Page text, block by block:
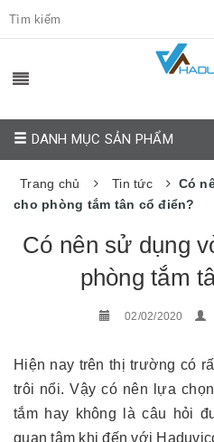
DANH MỤC SẢN PHẨM
Trang chủ Tin tức
Có
cho phòng tắm tân cổ điển?
Có nên sử dụng
phòng tắm
02/02/2020
Hiện nay trên thị trường có
trôi nổi. Vậy có nên lựa
tắm hay không là câu hỏi
quan tâm khi đến với